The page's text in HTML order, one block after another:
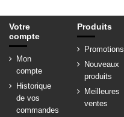
Votre
compte
Mon
compte
Historique
de vos
commandes
Produits
Promotions
Nouveaux
produits
Meilleures
ventes